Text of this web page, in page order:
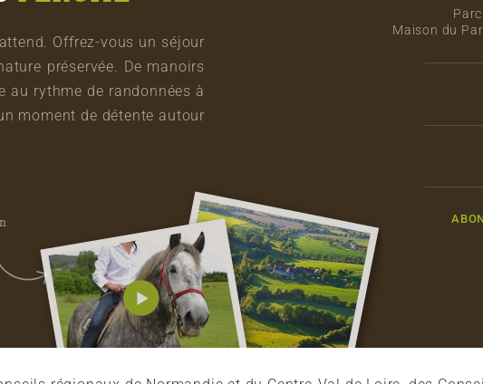
Offrez-vous un séjour
préservée. De manoirs
au rythme de randonnées à
moment de détente autour
Maison du